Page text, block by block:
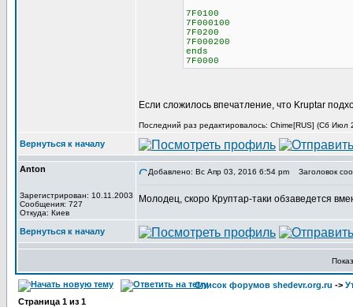
7F0100
7F000100
7F0200
7F000200
ends
7F0000
Если сложилось впечатление, что Kruptar
Последний раз редактировалось: Chime[RUS] (Сб Июл
Вернуться к началу
Anton
Зарегистрирован: 10.11.2003
Сообщения: 727
Откуда: Киев
Добавлено: Вс Апр 03, 2016 6:54 pm Заголовок
Молодец, скоро Круптар-таки обзаведется
Вернуться к началу
Список форумов shedevr.org.ru ->
Страница 1 из 1